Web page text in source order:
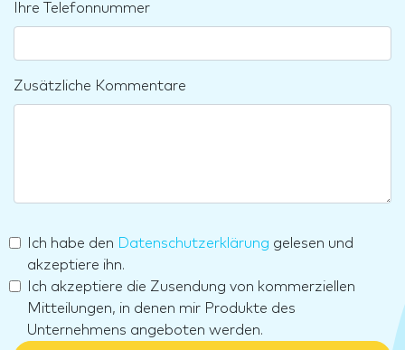
Ihre Telefonnummer
Zusätzliche Kommentare
Ich habe den Datenschutzerklärung gelesen und
akzeptiere ihn.
Ich akzeptiere die Zusendung von kommerziellen
Mitteilungen, in denen mir Produkte des
Unternehmens angeboten werden.